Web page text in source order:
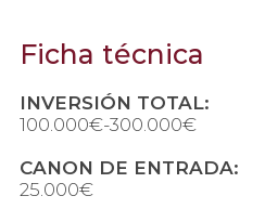
Ficha técnica
INVERSIÓN TOTAL:
100.000€-300.000€
CANON DE ENTRADA:
25.000€